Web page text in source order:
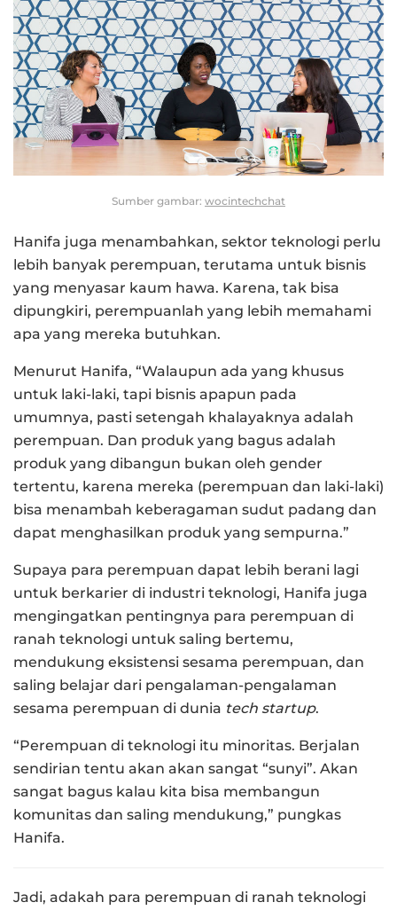
Sumber gambar: wocintechchat
Hanifa juga menambahkan, sektor teknologi perlu
lebih banyak perempuan, terutama untuk bisnis
yang menyasar kaum hawa. Karena, tak bisa
dipungkiri, perempuanlah yang lebih memahami
apa yang mereka butuhkan.
Menurut Hanifa, “Walaupun ada yang khusus
untuk laki-laki, tapi bisnis apapun pada
umumnya, pasti setengah khalayaknya adalah
perempuan. Dan produk yang bagus adalah
produk yang dibangun bukan oleh gender
tertentu, karena mereka (perempuan dan laki-laki)
bisa menambah keberagaman sudut padang dan
dapat menghasilkan produk yang sempurna.”
Supaya para perempuan dapat lebih berani lagi
untuk berkarier di industri teknologi, Hanifa juga
mengingatkan pentingnya para perempuan di
ranah teknologi untuk saling bertemu,
mendukung eksistensi sesama perempuan, dan
saling belajar dari pengalaman-pengalaman
sesama perempuan di dunia tech startup.
“Perempuan di teknologi itu minoritas. Berjalan
sendirian tentu akan akan sangat “sunyi”. Akan
sangat bagus kalau kita bisa membangun
komunitas dan saling mendukung,” pungkas
Hanifa.
Jadi, adakah para perempuan di ranah teknologi